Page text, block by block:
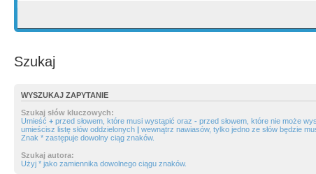
Szukaj
WYSZUKAJ ZAPYTANIE
Szukaj słów kluczowych:
Umieść + przed słowem, które musi wystąpić oraz - przed słowem, które nie może
umieścisz listę słów oddzielonych | wewnątrz nawiasów, tylko jedno ze słów będzie
Znak * zastępuje dowolny ciąg znaków.
Szukaj autora:
Użyj * jako zamiennika dowolnego ciągu znaków.